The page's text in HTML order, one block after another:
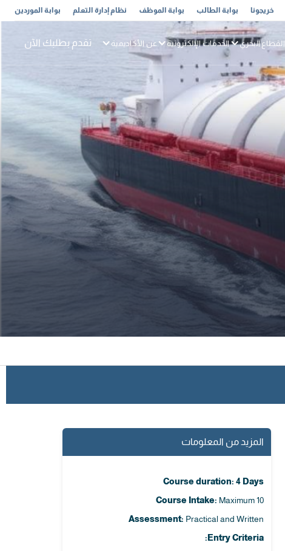
خريجونا بوابة الطالب بوابة الموظف نظام إدارة التعلم بوابة الموردين
القطاع البحري الخدمات الإلكترونية عن الأكاديمية تقدم بطلبك الآن
المزيد من المعلومات
Course duration: 4 Days
Course Intake: Maximum 10
Assessment: Practical and Written
Entry Criteria: